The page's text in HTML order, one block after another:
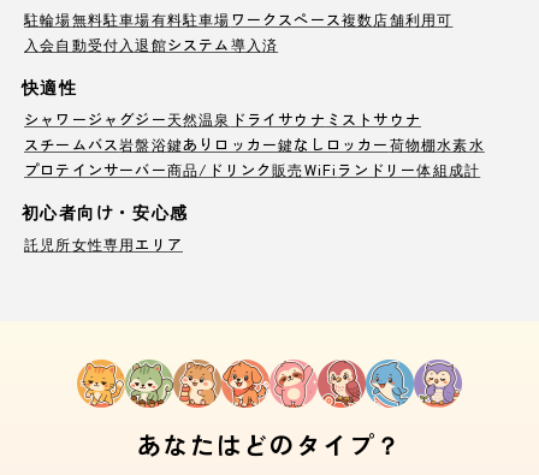
駐輪場無料駐車場有料駐車場ワークスペース複数店舗利用可
入会自動受付 入退館システム導入済
快適性
シャワージャグジー天然温泉 ドライサウナ ミストサウナ
スチームバス岩盤浴鍵ありロッカー鍵なしロッカー荷物棚水素水
プロテインサーバー商品/ドリンク販売WiFi ランドリー体組成計
初心者向け・安心感
託児所女性専用エリア
あなたはどのタイプ？